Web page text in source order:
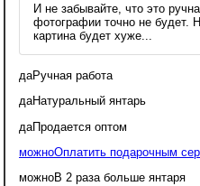
И не забывайте, что это
фотографии точно не будет.
картина будет хуже...
даРучная работа
даНатуральный янтарь
даПродается оптом
можноОплатить подарочным
можноВ 2 раза больше янтаря